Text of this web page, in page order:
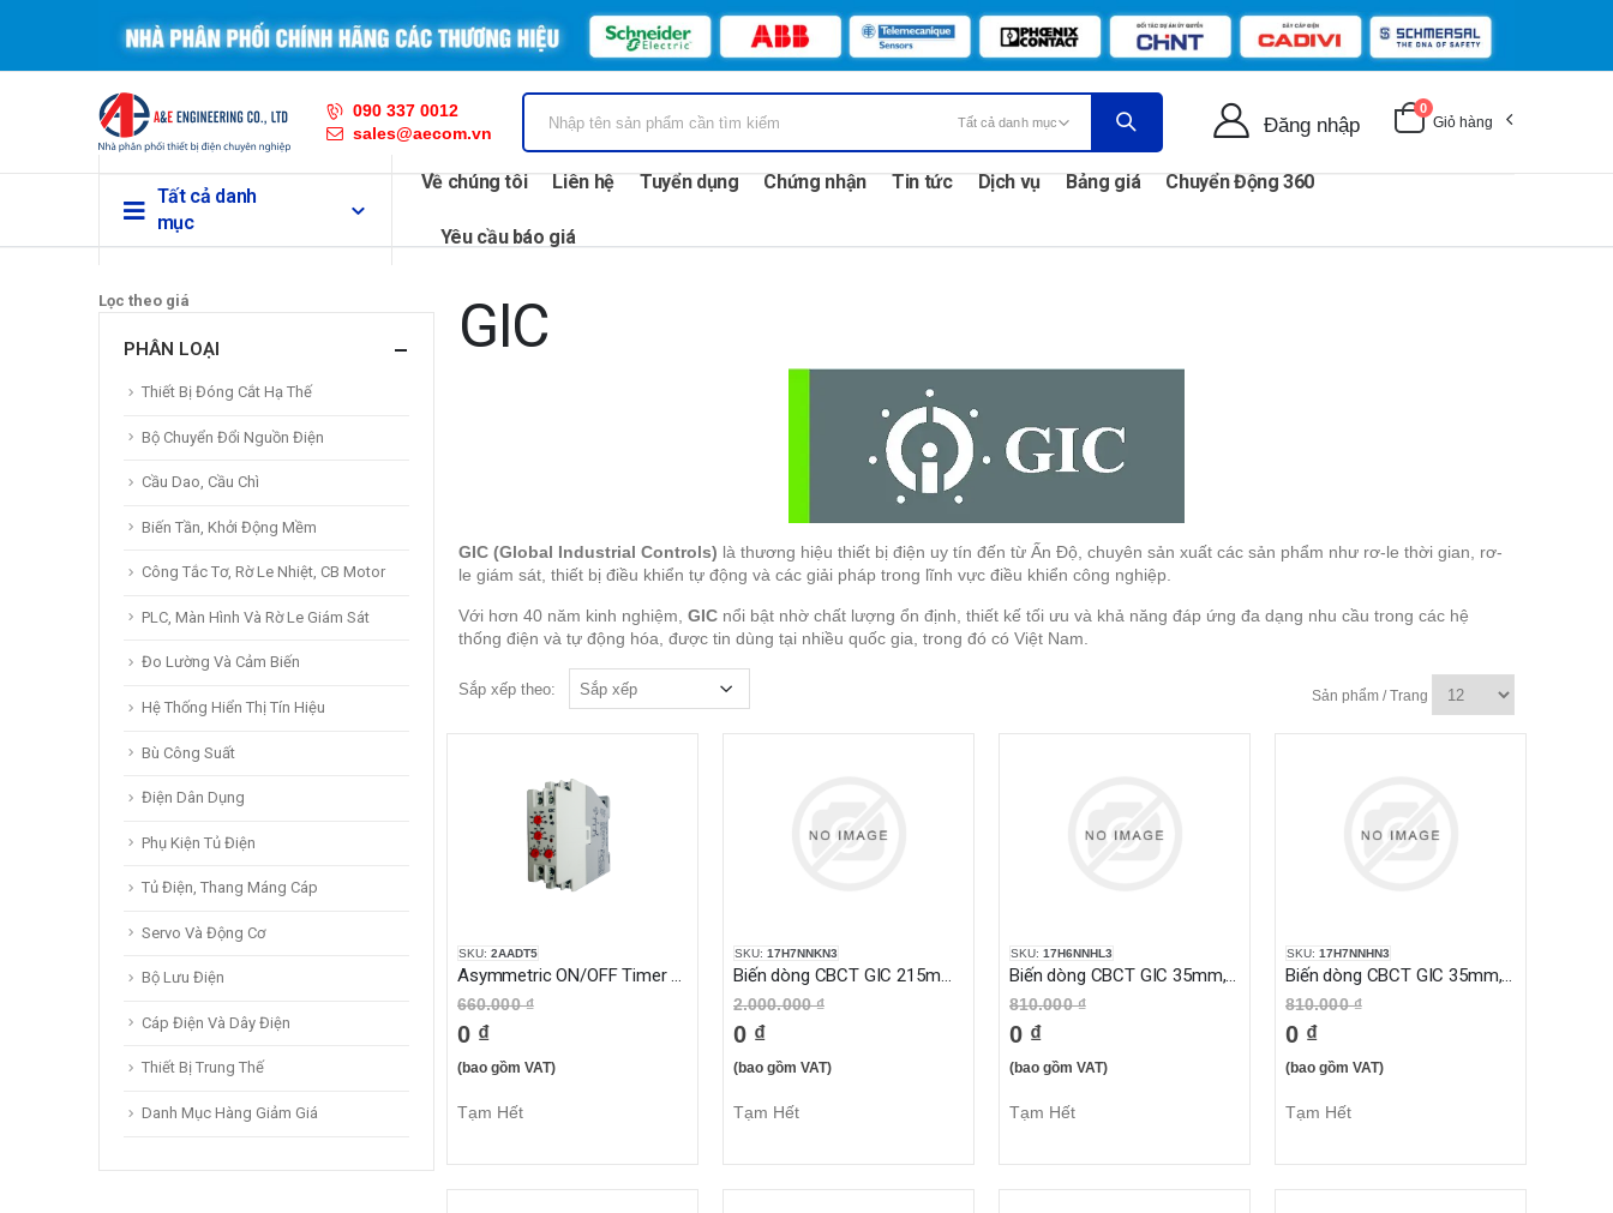
090 337 0012
sales@aecom.vn
Đăng nhập
0
Giỏ hàng
Tất cả danh
mục
Về chúng tôi Liên hệ Tuyển dụng Chứng nhận Tin tức Dịch vụ Bảng giá Chuyển Động 360
Yêu cầu báo giá
GIC
GIC (Global Industrial Controls) là thương hiệu thiết bị điện uy tín đến từ Ấn Độ, chuyên sản xuất các sản phẩm như rơ-le thời gian, rơ-
le giám sát, thiết bị điều khiển tự động và các giải pháp trong lĩnh vực điều khiển công nghiệp.
Với hơn 40 năm kinh nghiệm, GIC nổi bật nhờ chất lượng ổn định, thiết kế tối ưu và khả năng đáp ứng đa dạng nhu cầu trong các hệ
thống điện và tự động hóa, được tin dùng tại nhiều quốc gia, trong đó có Việt Nam.
Sắp xếp theo: Sản phẩm / Trang
SKU: 2AADT5
Asymmetric ON/OFF Timer GIC 2AADT5 24 - 240 VAC/DC
660.000 ₫
0 ₫
(bao gồm VAT)
Tạm Hết
SKU: 17H7NNKN3
Biến dòng CBCT GIC 215mm, 30 mA - 30A
2.000.000 ₫
0 ₫
(bao gồm VAT)
Tạm Hết
SKU: 17H6NNHL3
Biến dòng CBCT GIC 35mm, 0.2 A- 1.2 A
810.000 ₫
0 ₫
(bao gồm VAT)
Tạm Hết
SKU: 17H7NNHN3
Biến dòng CBCT GIC 35mm, 38mm, 30 mA- 30A
810.000 ₫
0 ₫
(bao gồm VAT)
Tạm Hết
Lọc theo giá
PHÂN LOẠI
Thiết Bị Đóng Cắt Hạ Thế
Bộ Chuyển Đổi Nguồn Điện
Cầu Dao, Cầu Chì
Biến Tần, Khởi Động Mềm
Công Tắc Tơ, Rờ Le Nhiệt, CB Motor
PLC, Màn Hình Và Rờ Le Giám Sát
Đo Lường Và Cảm Biến
Hệ Thống Hiển Thị Tín Hiệu
Bù Công Suất
Điện Dân Dụng
Phụ Kiện Tủ Điện
Tủ Điện, Thang Máng Cáp
Servo Và Động Cơ
Bộ Lưu Điện
Cáp Điện Và Dây Điện
Thiết Bị Trung Thế
Danh Mục Hàng Giảm Giá